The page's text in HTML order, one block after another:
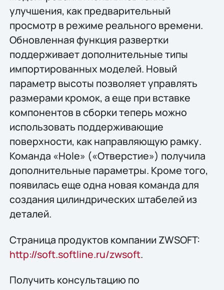
улучшения, как предварительный
просмотр в режиме реального времени.
Обновленная функция развертки
поддерживает дополнительные типы
импортированных моделей. Новый
параметр высоты позволяет управлять
размерами кромок, а еще при вставке
компонентов в сборки теперь можно
использовать поддерживающие
поверхности, как направляющую рамку.
Команда «Hole» («Отверстие») получила
дополнительные параметры. Кроме того,
появилась еще одна новая команда для
создания цилиндрических штабелей из
деталей.
Страница продуктов компании ZWSOFT:
http://soft.softline.ru/zwsoft.
Получить конcультацию по